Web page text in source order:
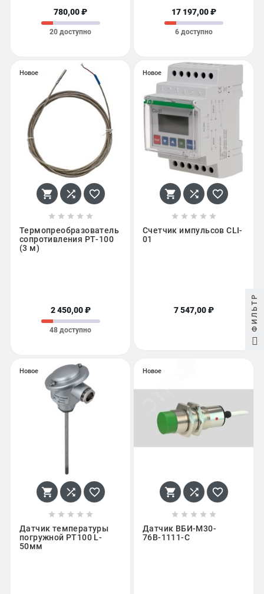
780,00 ₽
20 доступно
17 197,00 ₽
6 доступно
Новое
  
    
Термопреобразователь
сопротивления РТ-100
(3 м)
2 450,00 ₽
48 доступно
Новое
  
    
Счетчик импульсов CLI-
01
7 547,00 ₽
Новое
  
    
Датчик температуры
погружной PT100 L-
50мм
Новое
  
    
Датчик ВБИ-М30-
76В-1111-С
ФИЛЬТР